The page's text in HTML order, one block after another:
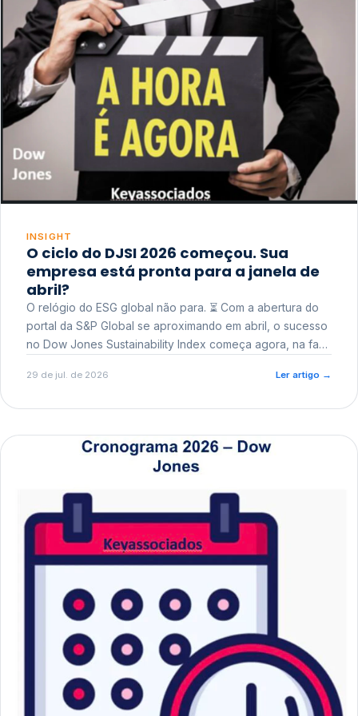
INSIGHT
O ciclo do DJSI 2026 começou. Sua
empresa está pronta para a janela de
abril?
O relógio do ESG global não para. ⏳ Com a abertura do
portal da S&P Global se aproximando em abril, o sucesso
no Dow Jones Sustainability Index começa agora, na fase
29 de jul. de 2026 Ler artigo →